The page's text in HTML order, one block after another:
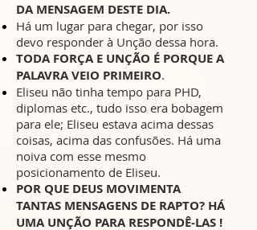
DA MENSAGEM DESTE DIA.
Há um lugar para chegar, por isso
devo responder à Unção dessa hora.
TODA FORÇA E UNÇÃO É PORQUE A
PALAVRA VEIO PRIMEIRO.
Eliseu não tinha tempo para PHD,
diplomas etc., tudo isso era bobagem
para ele; Eliseu estava acima dessas
coisas, acima das confusões. Há uma
noiva com esse mesmo
posicionamento de Eliseu.
POR QUE DEUS MOVIMENTA
TANTAS MENSAGENS DE RAPTO? HÁ
UMA UNÇÃO PARA RESPONDÊ-LAS !